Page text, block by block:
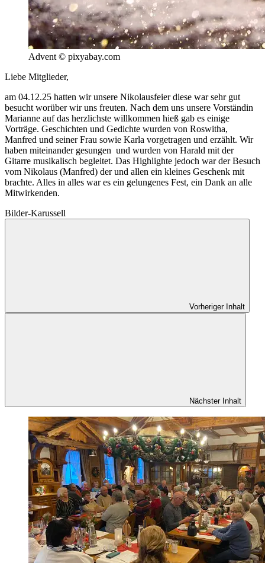
Advent © pixyabay.com
Liebe Mitglieder,
am 04.12.25 hatten wir unsere Nikolausfeier diese war sehr gut
besucht worüber wir uns freuten. Nach dem uns unsere Vorständin
Marianne auf das herzlichste willkommen hieß gab es einige
Vorträge. Geschichten und Gedichte wurden von Roswitha,
Manfred und seiner Frau sowie Karla vorgetragen und erzählt. Wir
haben miteinander gesungen und wurden von Harald mit der
Gitarre musikalisch begleitet. Das Highlighte jedoch war der Besuch
vom Nikolaus (Manfred) der und allen ein kleines Geschenk mit
brachte. Alles in alles war es ein gelungenes Fest, ein Dank an alle
Mitwirkenden.
Bilder-Karussell
Vorheriger Inhalt
Nächster Inhalt